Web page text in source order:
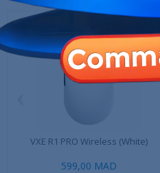
VXE R1 PRO Wireless (White)
599,00 MAD